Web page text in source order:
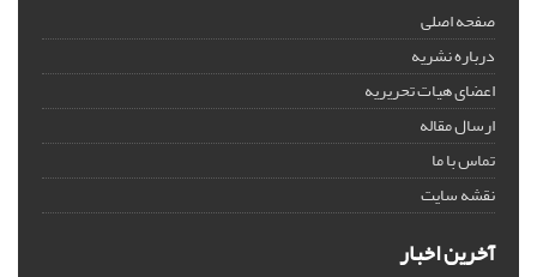
صفحه اصلی
درباره نشریه
اعضای هیات تحریریه
ارسال مقاله
تماس با ما
نقشه سایت
آخرین اخبار